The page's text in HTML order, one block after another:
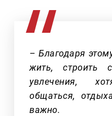
– Благодаря
жить, строить
увлечения,
общаться,
важно.